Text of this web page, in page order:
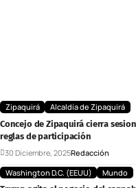
Zipaquirá
Alcaldía de Zipaquirá
Concejo de Zipaquirá cierra
reglas de participación
30 Diciembre, 2025Redacción
Washington D.C. (EEUU)
Mundo